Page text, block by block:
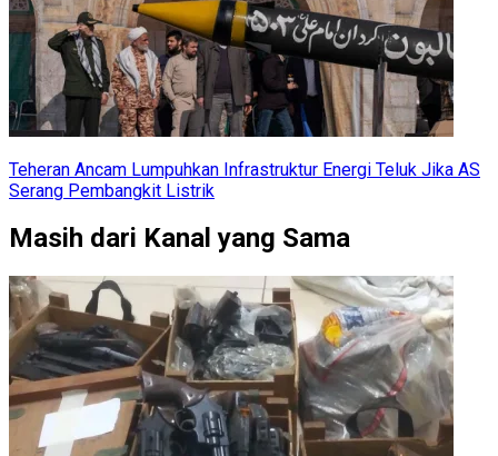
Teheran Ancam Lumpuhkan Infrastruktur Energi Teluk Jika AS
Serang Pembangkit Listrik
Masih dari Kanal yang Sama